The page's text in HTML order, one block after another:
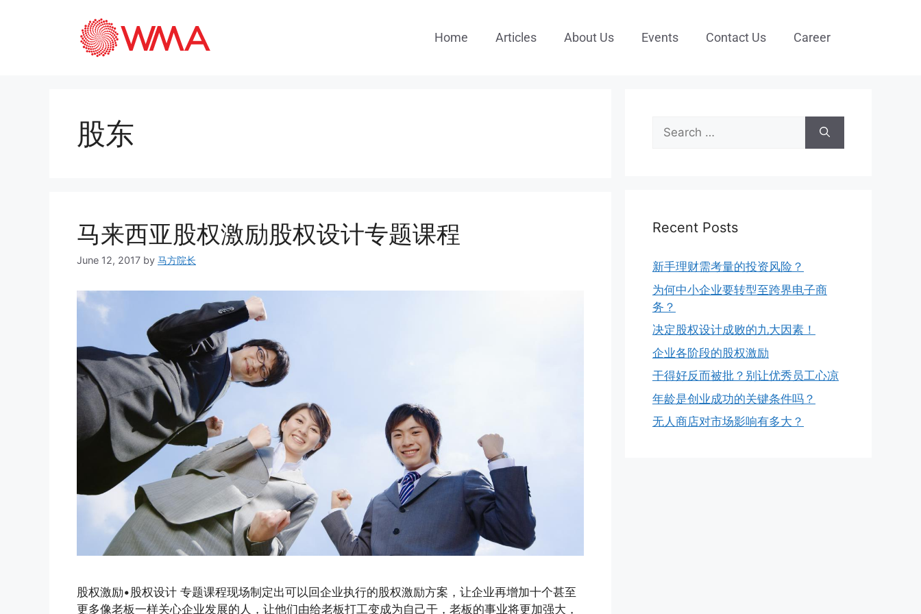
Home Articles About Us Events Contact Us Career
股东
马来西亚股权激励股权设计专题课程
June 12, 2017 by 马方院长
股权激励•股权设计 专题课程现场制定出可以回企业执行的股权激励方案，让企业再增加十个甚至
更多像老板一样关心企业发展的人，让他们由给老板打工变成为自己干，老板的事业将更加强大，
Recent Posts
新手理财需考量的投资风险？
为何中小企业要转型至跨界电子商
务？
决定股权设计成败的九大因素！
企业各阶段的股权激励
干得好反而被批？别让优秀员工心凉
年龄是创业成功的关键条件吗？
无人商店对市场影响有多大？